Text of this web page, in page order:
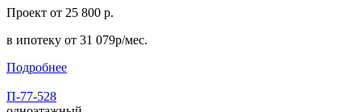
Проект от 25 800 р.
в ипотеку от 31 079р/мес.
Подробнее
П-77-528